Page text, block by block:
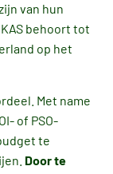
van hun
behoort tot
op het
Met name
of PSO-
te
Door te